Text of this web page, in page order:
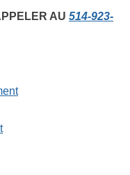
AU 514-923-